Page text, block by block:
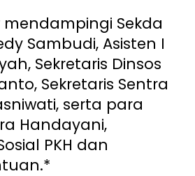
Sekda
Sambudi, Asisten I
Sekretaris Dinsos
Sekretaris Sentra
serta para
Handayani,
PKH dan